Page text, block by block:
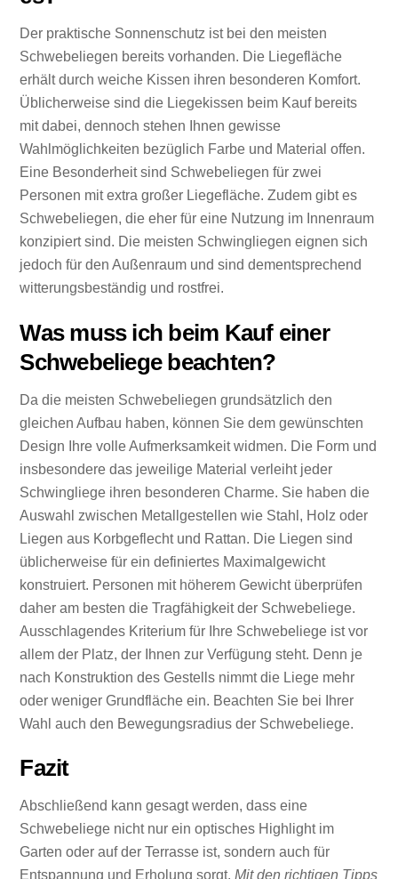
Der praktische Sonnenschutz ist bei den meisten
Schwebeliegen bereits vorhanden. Die Liegefläche
erhält durch weiche Kissen ihren besonderen Komfort.
Üblicherweise sind die Liegekissen beim Kauf bereits
mit dabei, dennoch stehen Ihnen gewisse
Wahlmöglichkeiten bezüglich Farbe und Material offen.
Eine Besonderheit sind Schwebeliegen für zwei
Personen mit extra großer Liegefläche. Zudem gibt es
Schwebeliegen, die eher für eine Nutzung im Innenraum
konzipiert sind. Die meisten Schwingliegen eignen sich
jedoch für den Außenraum und sind dementsprechend
witterungsbeständig und rostfrei.
Was muss ich beim Kauf einer
Schwebeliege beachten?
Da die meisten Schwebeliegen grundsätzlich den
gleichen Aufbau haben, können Sie dem gewünschten
Design Ihre volle Aufmerksamkeit widmen. Die Form und
insbesondere das jeweilige Material verleiht jeder
Schwingliege ihren besonderen Charme. Sie haben die
Auswahl zwischen Metallgestellen wie Stahl, Holz oder
Liegen aus Korbgeflecht und Rattan. Die Liegen sind
üblicherweise für ein definiertes Maximalgewicht
konstruiert. Personen mit höherem Gewicht überprüfen
daher am besten die Tragfähigkeit der Schwebeliege.
Ausschlagendes Kriterium für Ihre Schwebeliege ist vor
allem der Platz, der Ihnen zur Verfügung steht. Denn je
nach Konstruktion des Gestells nimmt die Liege mehr
oder weniger Grundfläche ein. Beachten Sie bei Ihrer
Wahl auch den Bewegungsradius der Schwebeliege.
Fazit
Abschließend kann gesagt werden, dass eine
Schwebeliege nicht nur ein optisches Highlight im
Garten oder auf der Terrasse ist, sondern auch für
Entspannung und Erholung sorgt.Mit den richtigen Tipps